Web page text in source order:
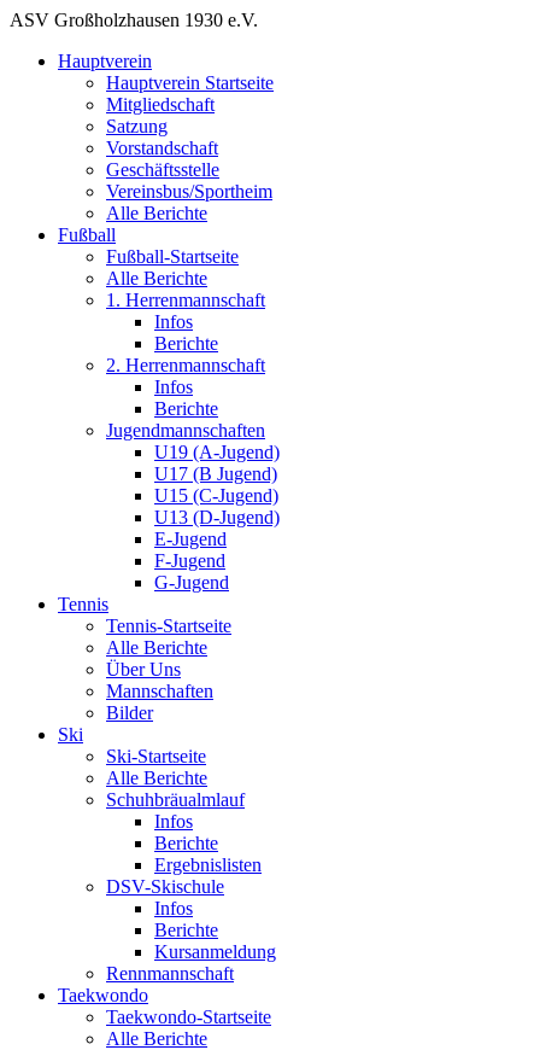
ASV Großholzhausen 1930 e.V.
Hauptverein
Hauptverein Startseite
Mitgliedschaft
Satzung
Vorstandschaft
Geschäftsstelle
Vereinsbus/Sportheim
Alle Berichte
Fußball
Fußball-Startseite
Alle Berichte
1. Herrenmannschaft
Infos
Berichte
2. Herrenmannschaft
Infos
Berichte
Jugendmannschaften
U19 (A-Jugend)
U17 (B Jugend)
U15 (C-Jugend)
U13 (D-Jugend)
E-Jugend
F-Jugend
G-Jugend
Tennis
Tennis-Startseite
Alle Berichte
Über Uns
Mannschaften
Bilder
Ski
Ski-Startseite
Alle Berichte
Schuhbräualmlauf
Infos
Berichte
Ergebnislisten
DSV-Skischule
Infos
Berichte
Kursanmeldung
Rennmannschaft
Taekwondo
Taekwondo-Startseite
Alle Berichte